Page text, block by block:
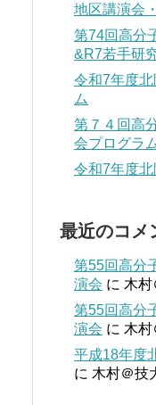
地区講演会
第74回高分
&R7若手研
令和7年度
ム
第７４回高
会プログラ
令和7年度
最近のコメ
第55回高分
演会 に 木村
第55回高分
演会 に 木村
平成18年度
に 木村＠技